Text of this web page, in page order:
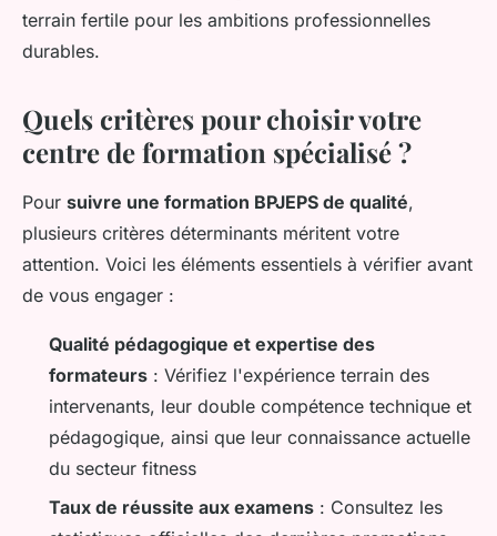
terrain fertile pour les ambitions professionnelles
durables.
Quels critères pour choisir votre
centre de formation spécialisé ?
Pour suivre une formation BPJEPS de qualité,
plusieurs critères déterminants méritent votre
attention. Voici les éléments essentiels à vérifier avant
de vous engager :
Qualité pédagogique et expertise des
formateurs : Vérifiez l'expérience terrain des
intervenants, leur double compétence technique et
pédagogique, ainsi que leur connaissance actuelle
du secteur fitness
Taux de réussite aux examens : Consultez les